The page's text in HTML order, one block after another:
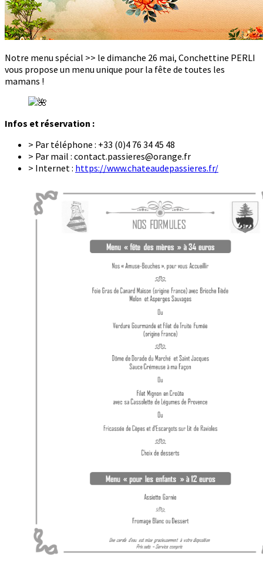
Notre menu spécial >> le dimanche 26 mai, Conchettine PERLI
vous propose un menu unique pour la fête de toutes les
mamans !
Infos et réservation :
> Par téléphone : +33 (0)4 76 34 45 48
> Par mail : contact.passieres@orange.fr
> Internet : https://www.chateaudepassieres.fr/